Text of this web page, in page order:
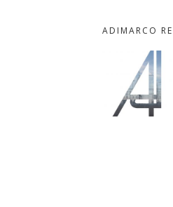
ADIMARCO